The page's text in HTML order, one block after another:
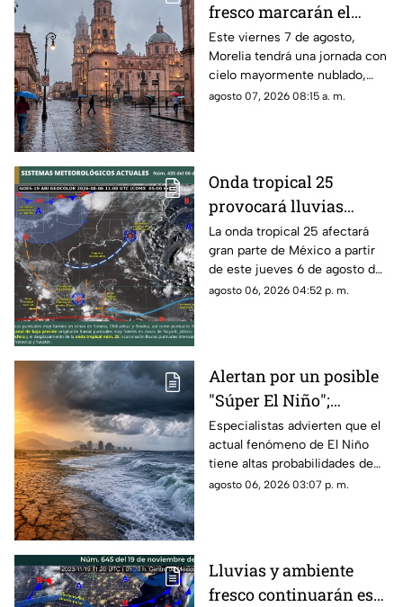
fresco marcarán el
clima de este viernes
en Morelia
Este viernes 7 de agosto,
Morelia tendrá una jornada con
cielo mayormente nublado,
ambiente fresco durante la
el Servicio Meteorológico
Nacional (SMN).
agosto 07, 2026 08:15 a. m.
Onda tropical 25
provocará lluvias
intensas y riesgo de
inundaciones en
Michoacán y otros
estados
La onda tropical 25 afectará
gran parte de México a partir
de este jueves 6 de agosto de
2026, generando condiciones
informó el Servicio
Meteorológico Nacional
(SMN).
agosto 06, 2026 04:52 p. m.
Alertan por un posible
"Súper El Niño";
científicos prevén
impactos hasta 2027
Especialistas advierten que el
actual fenómeno de El Niño
tiene altas probabilidades de
convertirse en uno de los más
efectos hasta 2027.
agosto 06, 2026 03:07 p. m.
Lluvias y ambiente
fresco continuarán este